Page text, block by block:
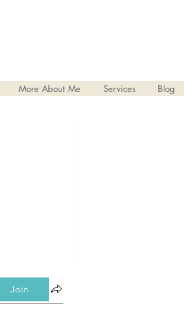
Join
More About Me Services Blog